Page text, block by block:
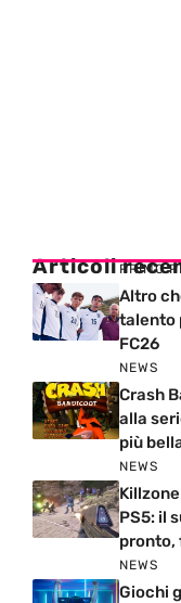
Articoli PRIMO
Altro
talento
FC26
NEWS
Crash
alla
più
NEWS
PS5: il
pronto,
NEWS
Giochi